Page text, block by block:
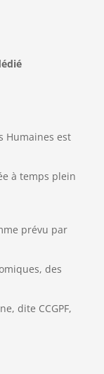
Humaines est
à temps plein
prévu par
des
dite CCGPF,